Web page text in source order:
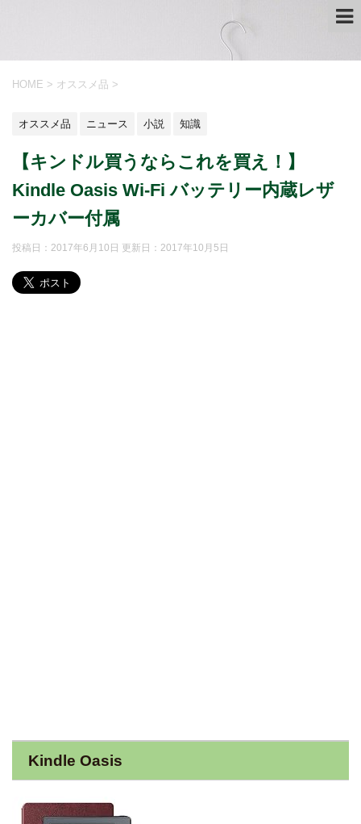
HOME > オススメ品 >
オススメ品 ニュース 小説 知識
【キンドル買うならこれを買え！】
Kindle Oasis Wi-Fi バッテリー内蔵レザ
ーカバー付属
投稿日：2017年6月10日 更新日： 2017年10月5日
Kindle Oasis